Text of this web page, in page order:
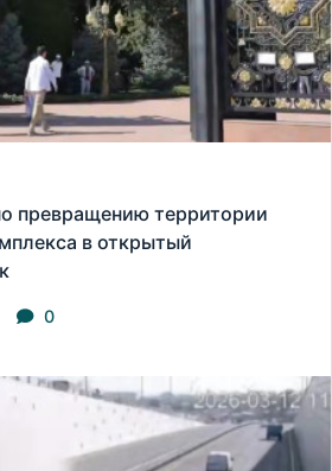
превращению территории
в открытый
0